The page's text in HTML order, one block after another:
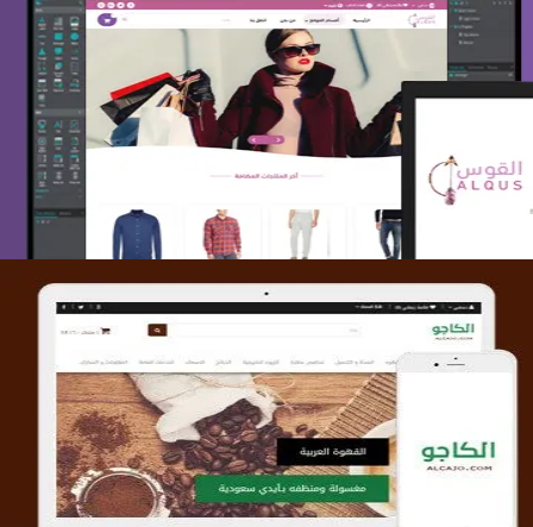
تصميم متجر القوس
التفاصيل
تصميم متجر الكاجو
التفاصيل